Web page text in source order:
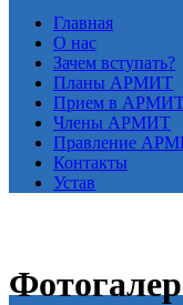
Главная
О нас
Зачем вступать?
Планы АРМИТ
Прием в
Члены АРМИТ
Правление
Контакты
Устав